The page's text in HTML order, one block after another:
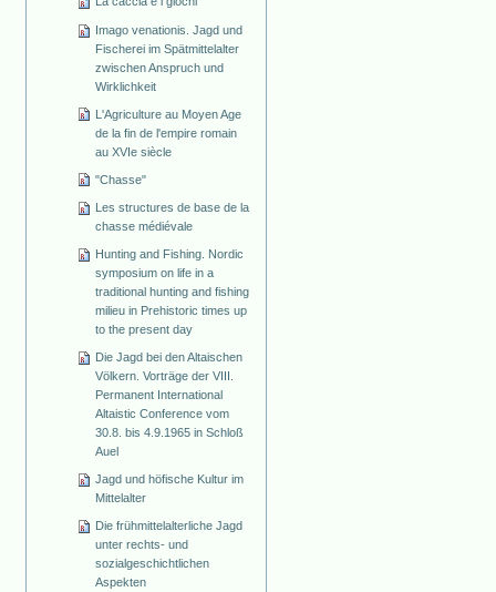
Imago venationis. Jagd und
Fischerei im Spätmittelalter
zwischen Anspruch und
Wirklichkeit
L'Agriculture au Moyen Age
de la fin de l'empire romain
au XVIe siècle
"Chasse"
Les structures de base de la
chasse médiévale
Hunting and Fishing. Nordic
symposium on life in a
traditional hunting and fishing
milieu in Prehistoric times up
to the present day
Die Jagd bei den Altaischen
Völkern. Vorträge der VIII.
Permanent International
Altaistic Conference vom
30.8. bis 4.9.1965 in Schloß
Auel
Jagd und höfische Kultur im
Mittelalter
Die frühmittelalterliche Jagd
unter rechts- und
sozialgeschichtlichen
Aspekten